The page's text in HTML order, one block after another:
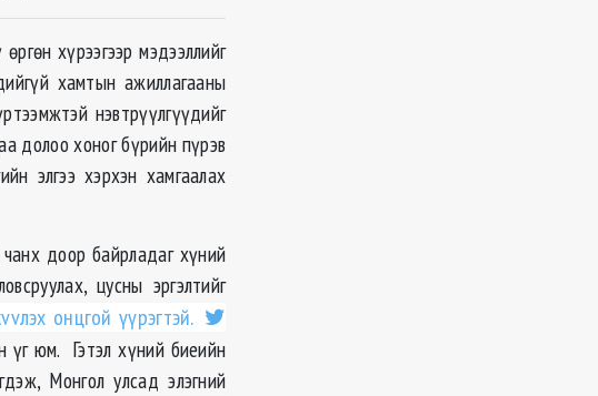
хүрээгээр мэдээллийг
хамтын ажиллагааны
нэвтрүүлгүүдийг
долоо хоног бүрийн пүрэв
элгээ хэрхэн хамгаалах
доор байрладаг хүний
цусны эргэлтийг
онцгой үүрэгтэй.
үг юм. Гэтэл хүний биеийн
Монгол улсад элэгний